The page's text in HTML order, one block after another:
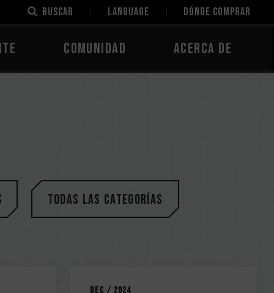
Buscar LANGUAGE Dónde comprar
Comunidad Acerca de
Todas las categorías
Dec / 2024